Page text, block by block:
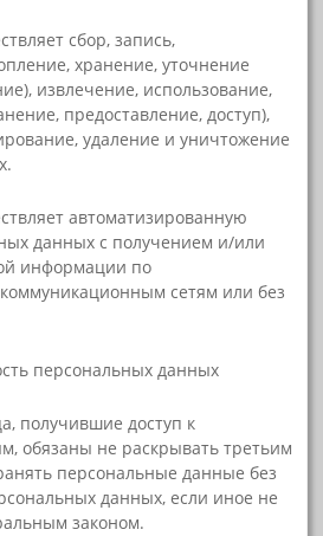
сбор, запись,
хранение, уточнение
извлечение, использование,
предоставление, доступ),
удаление и уничтожение
автоматизированную
данных с получением и/или
информации по
сетям или без
персональных данных
получившие доступ к
обязаны не раскрывать третьим
персональные данные без
данных, если иное не
законом.